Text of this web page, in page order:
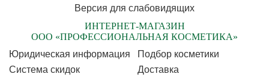
Версия для слабовидящих
ИНТЕРНЕТ-МАГАЗИН
ООО «ПРОФЕССИОНАЛЬНАЯ КОСМЕТИКА»
Юридическая информация
Подбор косметики
Cистема скидок
Доставка